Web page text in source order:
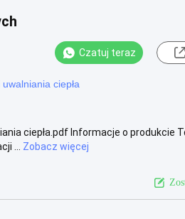
Czatuj teraz
ciepła
ciepła.pdf Informacje o produkcie
...
Zobacz więcej